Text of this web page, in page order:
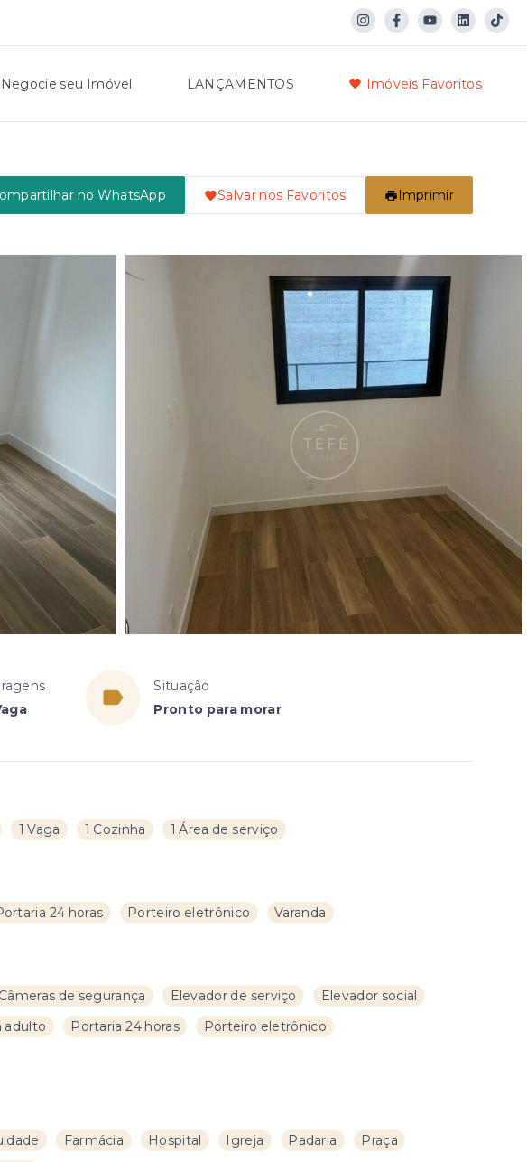
Negocie seu Imóvel LANÇAMENTOS Imóveis Favoritos
no WhatsApp Salvar nos Favoritos Imprimir
Situação
Pronto para morar
1 Vaga 1 Cozinha 1 Área de serviço
24 horas Porteiro eletrônico Varanda
Câmeras de segurança Elevador de serviço
Elevador social
adulto Portaria 24 horas
Porteiro eletrônico
Farmácia Hospital Igreja Padaria
Praça